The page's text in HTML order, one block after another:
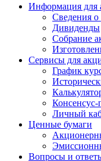
Информация для
Сведения о
Дивиденды
Собрание
Сервисы для
График
Консенсус-
Личный
Ценные бумаги
Вопросы и